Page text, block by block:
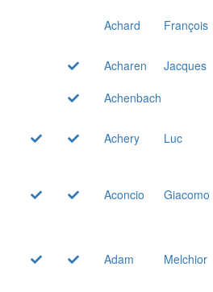
Achard
François
Acharen
Jacques
Achenbach
Achery
Luc
Aconcio Giacomo
Adam Melchior